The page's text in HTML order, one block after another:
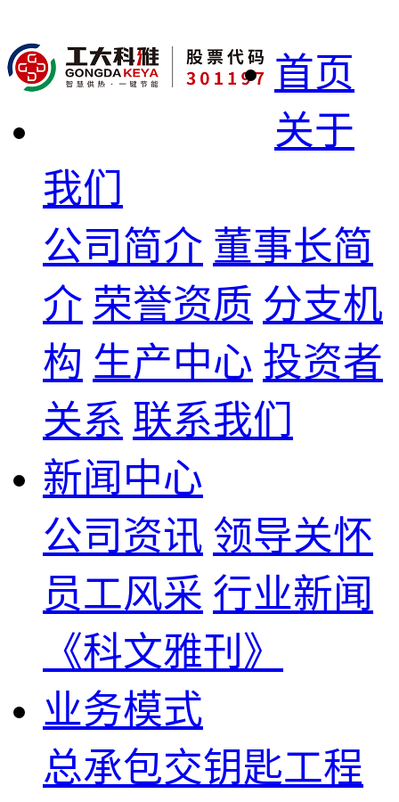
首页
关于
我们
公司简介 董事长简
介 荣誉资质 分支机
构 生产中心 投资者
关系 联系我们
新闻中心
公司资讯 领导关怀
员工风采 行业新闻
《科文雅刊》
业务模式
总承包交钥匙工程